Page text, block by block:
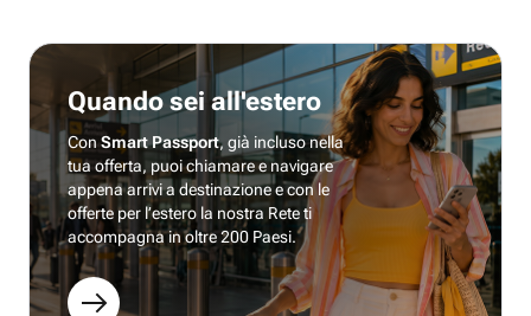
Quando sei all'estero
ConSmart Passport, già incluso nella
tua offerta, puoi chiamare e navigare
appena arrivi a destinazione e con le
offerte per l’estero la nostra Rete ti
accompagna in oltre 200 Paesi.